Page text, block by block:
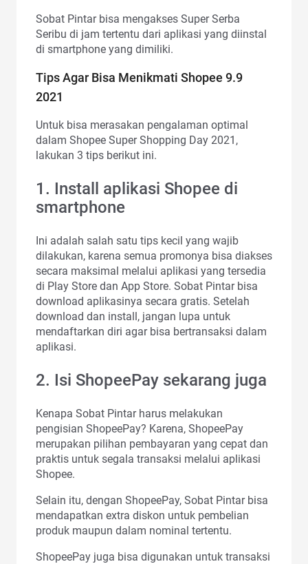
Sobat Pintar bisa mengakses Super Serba
Seribu di jam tertentu dari aplikasi yang diinstal
di smartphone yang dimiliki.
Tips Agar Bisa Menikmati Shopee 9.9
2021
Untuk bisa merasakan pengalaman optimal
dalam Shopee Super Shopping Day 2021,
lakukan 3 tips berikut ini.
1. Install aplikasi Shopee di
smartphone
Ini adalah salah satu tips kecil yang wajib
dilakukan, karena semua promonya bisa diakses
secara maksimal melalui aplikasi yang tersedia
di Play Store dan App Store. Sobat Pintar bisa
download aplikasinya secara gratis. Setelah
download dan install, jangan lupa untuk
mendaftarkan diri agar bisa bertransaksi dalam
aplikasi.
2. Isi ShopeePay sekarang juga
Kenapa Sobat Pintar harus melakukan
pengisian ShopeePay? Karena, ShopeePay
merupakan pilihan pembayaran yang cepat dan
praktis untuk segala transaksi melalui aplikasi
Shopee.
Selain itu, dengan ShopeePay, Sobat Pintar bisa
mendapatkan extra diskon untuk pembelian
produk maupun dalam nominal tertentu.
ShopeePay juga bisa digunakan untuk transaksi